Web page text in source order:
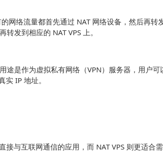
的网络流量都首先通过 NAT 网络设备，然后再
转发到相应的 NAT VPS 上。
途是作为虚拟私有网络（VPN）服务器，用户
实 IP 地址。
接与互联网通信的应用，而 NAT VPS 则更适合